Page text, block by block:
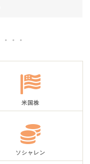
米国株
ソシャレン